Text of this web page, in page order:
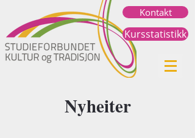
Kursstatistikk
Kontakt
Nyheiter